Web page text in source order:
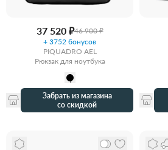
37 520 ₽46 900 ₽
+ 3752 бонусов
PIQUADRO AEL
Рюкзак для ноутбука
Забрать из магазина
со скидкой